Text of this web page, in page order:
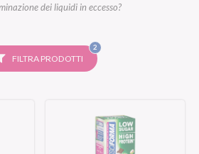
dei liquidi in eccesso?
FILTRA PRODOTTI
2FILTRI
SELEZIONATI